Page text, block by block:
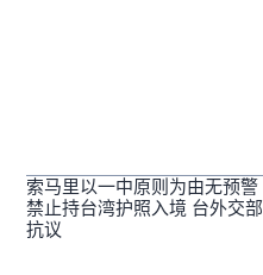
索马里以一中原则为由无预警
禁止持台湾护照入境 台外交部
抗议